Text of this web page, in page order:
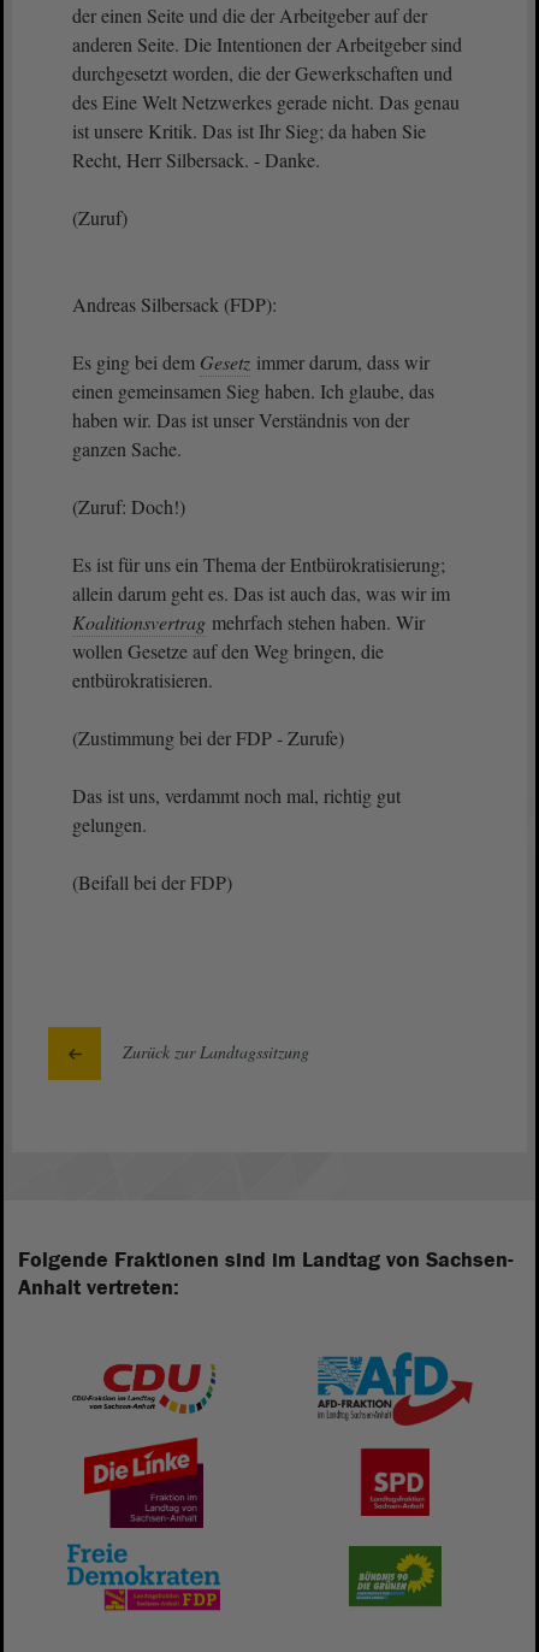
der einen Seite und die der Arbeitgeber auf der
anderen Seite. Die Intentionen der Arbeitgeber sind
durchgesetzt worden, die der Gewerkschaften und
des Eine Welt Netzwerkes gerade nicht. Das genau
ist unsere Kritik. Das ist Ihr Sieg; da haben Sie
Recht, Herr Silbersack. - Danke.
(Zuruf)
Andreas Silbersack (FDP):
Es ging bei dem Gesetz immer darum, dass wir
einen gemeinsamen Sieg haben. Ich glaube, das
haben wir. Das ist unser Verständnis von der
ganzen Sache.
(Zuruf: Doch!)
Es ist für uns ein Thema der Entbürokratisierung;
allein darum geht es. Das ist auch das, was wir im
Koalitionsvertrag mehrfach stehen haben. Wir
wollen Gesetze auf den Weg bringen, die
entbürokratisieren.
(Zustimmung bei der FDP - Zurufe)
Das ist uns, verdammt noch mal, richtig gut
gelungen.
(Beifall bei der FDP)
Zurück zur Landtagssitzung
Folgende Fraktionen sind im Landtag von Sachsen-
Anhalt vertreten: